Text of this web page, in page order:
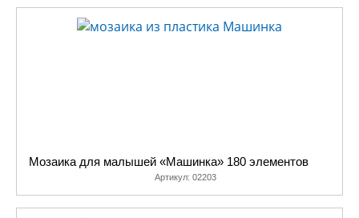
Мозаика для малышей «Машинка» 180 элементов
Артикул: 02203